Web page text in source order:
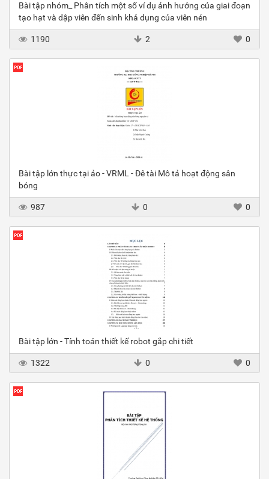
Bài tập nhóm_ Phân tích một số ví dụ ảnh hưởng của giai đoạn
tạo hạt và dập viên đến sinh khả dụng của viên nén
1190 2 0
Bài tập lớn thực tại ảo - VRML - Đê tài Mô tả hoạt động sân
bóng
987 0 0
Bài tập lớn - Tính toán thiết kế robot gắp chi tiết
1322 0 0